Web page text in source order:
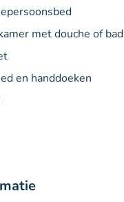
met douche of bad
en handdoeken